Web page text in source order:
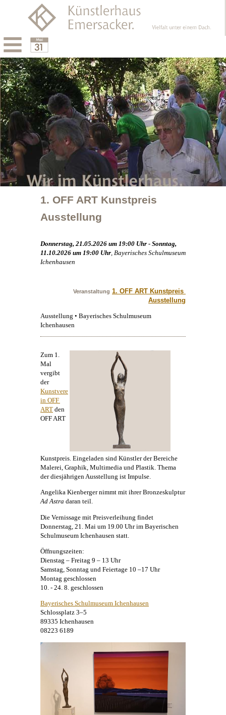
1. OFF ART Kunstpreis
Ausstellung
Donnerstag, 21.05.2026 um 19:00 Uhr - Sonntag,
11.10.2026 um 19:00 Uhr , Bayerisches Schulmuseum
Ichenhausen
Veranstaltung 1. OFF ART Kunstpreis
Ausstellung
Ausstellung • Bayerisches Schulmuseum
Ichenhausen
Zum 1.
Mal
vergibt
der
Kunstvere
in OFF
ART den
OFF ART
Kunstpreis. Eingeladen sind Künstler der Bereiche
Malerei , Graphik, Multimedia und Plastik. Thema
der diesjährigen Ausstellung ist Impulse.
Angelika Kienbergernimmt mit ihrer Bronzeskulptur
Ad Astra daran teil.
Die Vernissage mit Preisverleihung findet
Donnerstag, 21. Mai um 19.00 Uhr im Bayerischen
Schulmuseum Ichenhausen statt.
Öffnungszeiten:
Dienstag – Freitag 9 – 13 Uhr
Samstag, Sonntag und Feiertage 10 –17 Uhr
Montag geschlossen
10. - 24. 8. geschlossen
Bayerisches Schulmuseum Ichenhausen
Schlossplatz 3–5
89335 Ichenhausen
08223 6189